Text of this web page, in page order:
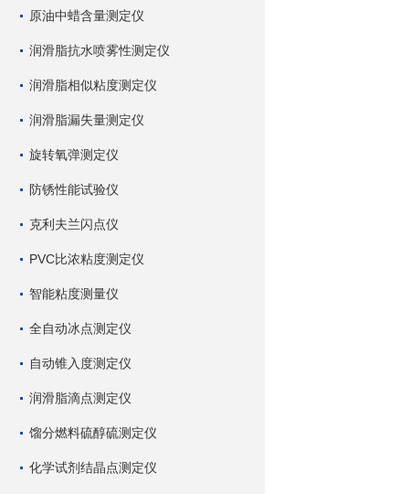
原油中蜡含量测定仪
润滑脂抗水喷雾性测定仪
润滑脂相似粘度测定仪
润滑脂漏失量测定仪
旋转氧弹测定仪
防锈性能试验仪
克利夫兰闪点仪
PVC比浓粘度测定仪
智能粘度测量仪
全自动冰点测定仪
自动锥入度测定仪
润滑脂滴点测定仪
馏分燃料硫醇硫测定仪
化学试剂结晶点测定仪